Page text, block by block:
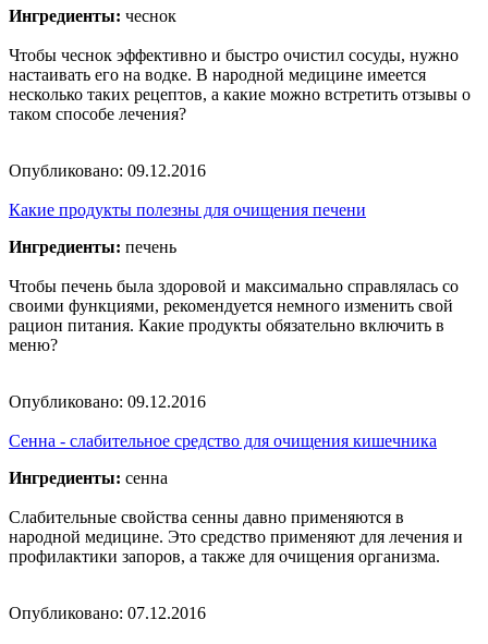
Ингредиенты: чеснок
Чтобы чеснок эффективно и быстро очистил сосуды, нужно
настаивать его на водке. В народной медицине имеется
несколько таких рецептов, а какие можно встретить отзывы о
таком способе лечения?
Опубликовано: 09.12.2016
Какие продукты полезны для очищения печени
Ингредиенты: печень
Чтобы печень была здоровой и максимально справлялась со
своими функциями, рекомендуется немного изменить свой
рацион питания. Какие продукты обязательно включить в
меню?
Опубликовано: 09.12.2016
Сенна - слабительное средство для очищения кишечника
Ингредиенты: сенна
Слабительные свойства сенны давно применяются в
народной медицине. Это средство применяют для лечения и
профилактики запоров, а также для очищения организма.
Опубликовано: 07.12.2016